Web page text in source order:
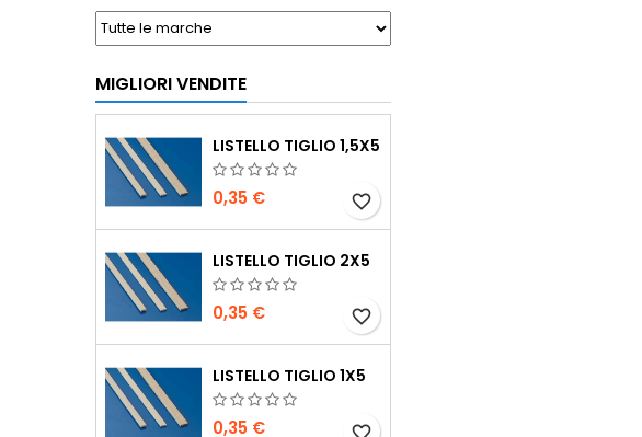
MIGLIORI VENDITE
LISTELLO TIGLIO 1,5X5
0,35 € favorite_border
LISTELLO TIGLIO 2X5
0,35 € favorite_border
LISTELLO TIGLIO 1X5
0,35 € favorite_border